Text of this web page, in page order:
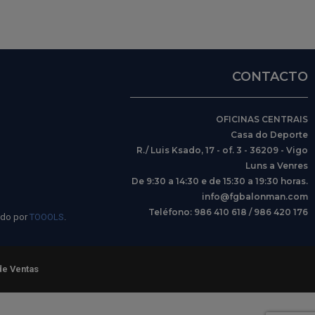
por TOOOLS
CONTACTO
OFICINAS CENTRAIS
Casa do Deporte
R./ Luis Ksado, 17 - of. 3 - 36209 - Vigo
Luns a Venres
De 9:30 a 14:30 e de 15:30 a 19:30 horas.
info@fgbalonman.com
Teléfono: 986 410 618 / 986 420 176
Ventas